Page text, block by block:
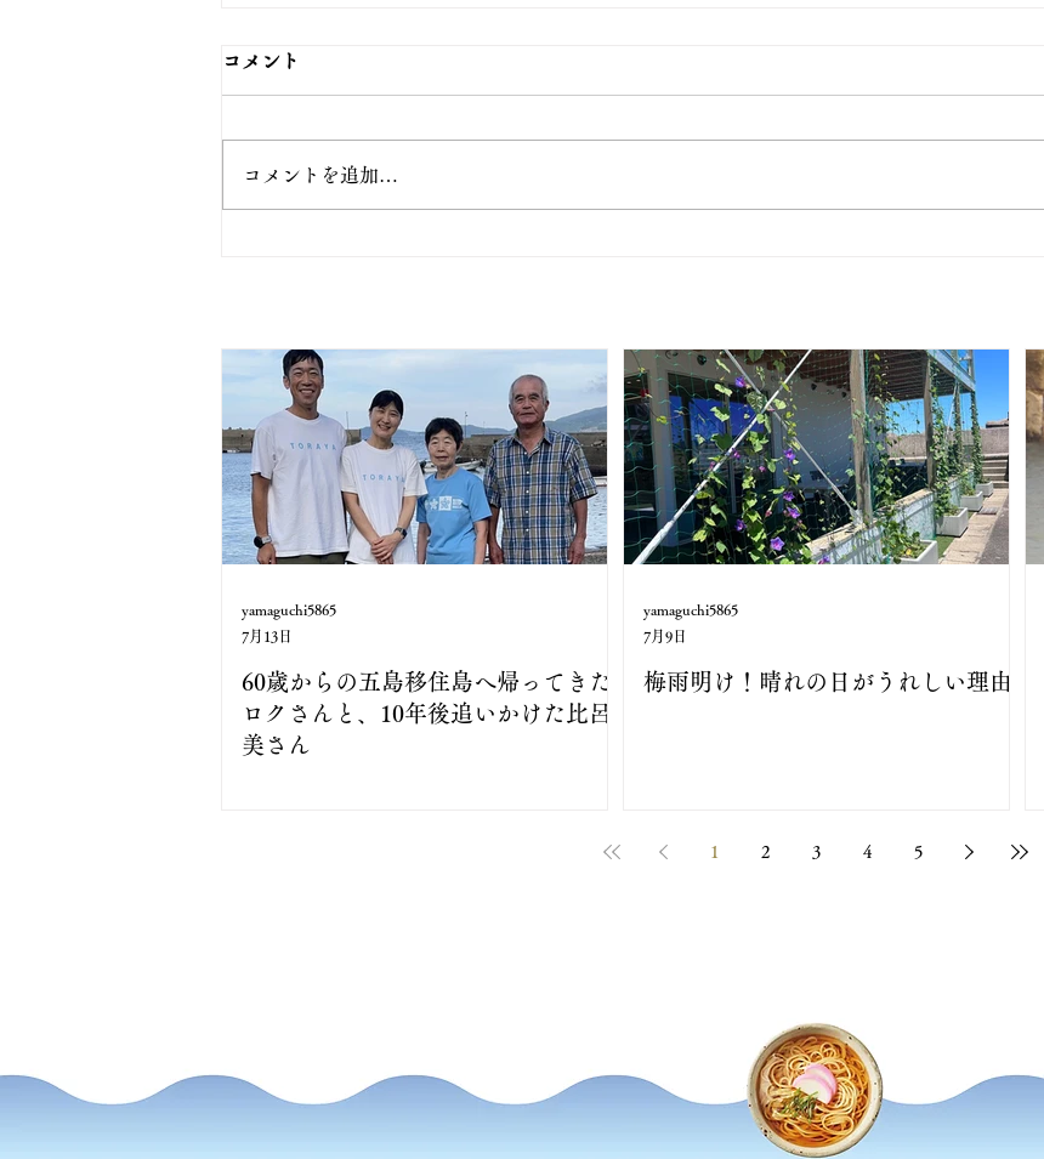
コメント
コメントを追加…
60歳からの五島移住島へ帰ってきた
ロクさんと、10年後追いかけた比呂
美さん
yamaguchi5865
7月13日
梅雨明け！晴れの日がうれしい理由
yamaguchi5865
7月9日
1 2 3 4 5